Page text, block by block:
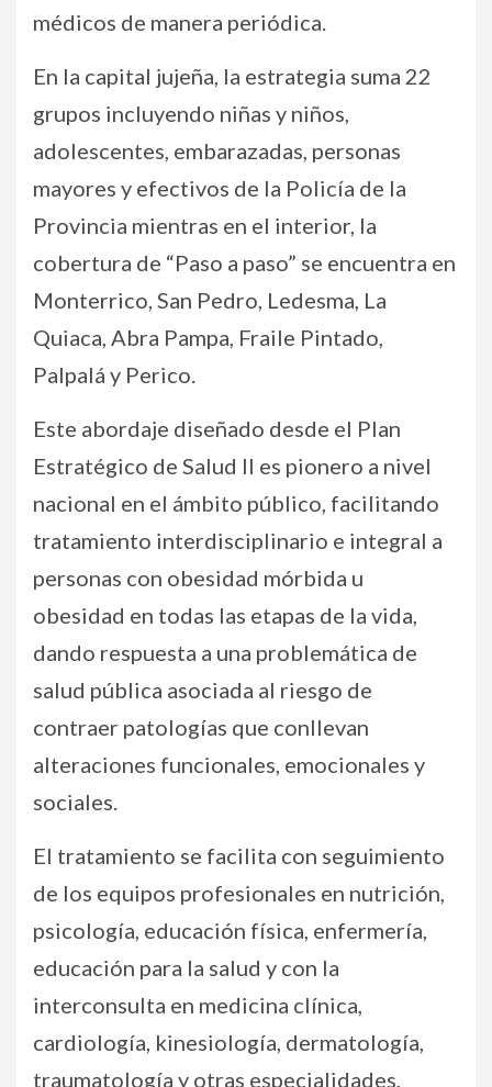
médicos de manera periódica.
En la capital jujeña, la estrategia suma 22
grupos incluyendo niñas y niños,
adolescentes, embarazadas, personas
mayores y efectivos de la Policía de la
Provincia mientras en el interior, la
cobertura de “Paso a paso” se encuentra en
Monterrico, San Pedro, Ledesma, La
Quiaca, Abra Pampa, Fraile Pintado,
Palpalá y Perico.
Este abordaje diseñado desde el Plan
Estratégico de Salud II es pionero a nivel
nacional en el ámbito público, facilitando
tratamiento interdisciplinario e integral a
personas con obesidad mórbida u
obesidad en todas las etapas de la vida,
dando respuesta a una problemática de
salud pública asociada al riesgo de
contraer patologías que conllevan
alteraciones funcionales, emocionales y
sociales.
El tratamiento se facilita con seguimiento
de los equipos profesionales en nutrición,
psicología, educación física, enfermería,
educación para la salud y con la
interconsulta en medicina clínica,
cardiología, kinesiología, dermatología,
traumatología y otras especialidades,